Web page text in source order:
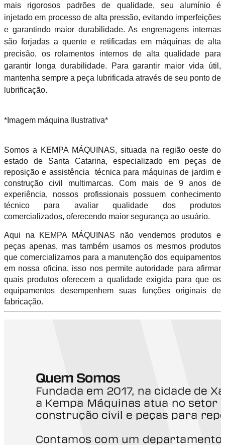
mais rigorosos padrões de qualidade, seu alumínio é
injetado em processo de alta pressão, evitando imperfeições
e garantindo maior durabilidade. As engrenagens internas
são forjadas a quente e retificadas em máquinas de alta
precisão, os rolamentos internos de alta qualidade para
garantir longa durabilidade. Para garantir maior vida útil,
mantenha sempre a peça lubrificada através de seu ponto de
lubrificação.
*Imagem máquina Ilustrativa*
Somos a KEMPA MÁQUINAS, situada na região oeste do
estado de Santa Catarina, especializado em peças de
reposição e assistência técnica para máquinas de jardim e
construção civil multimarcas. Com mais de 9 anos de
experiência, nossos profissionais possuem conhecimento
técnico para avaliar qualidade dos produtos
comercializados, oferecendo maior segurança ao usuário.
Aqui na KEMPA MÁQUINAS não vendemos produtos e
peças apenas, mas também usamos os mesmos produtos
que comercializamos para a manutenção dos equipamentos
em nossa oficina, isso nos permite autoridade para afirmar
quais produtos oferecem a qualidade exigida para que os
equipamentos desempenhem suas funções originais de
fabricação.